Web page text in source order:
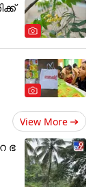
View More
ഭ